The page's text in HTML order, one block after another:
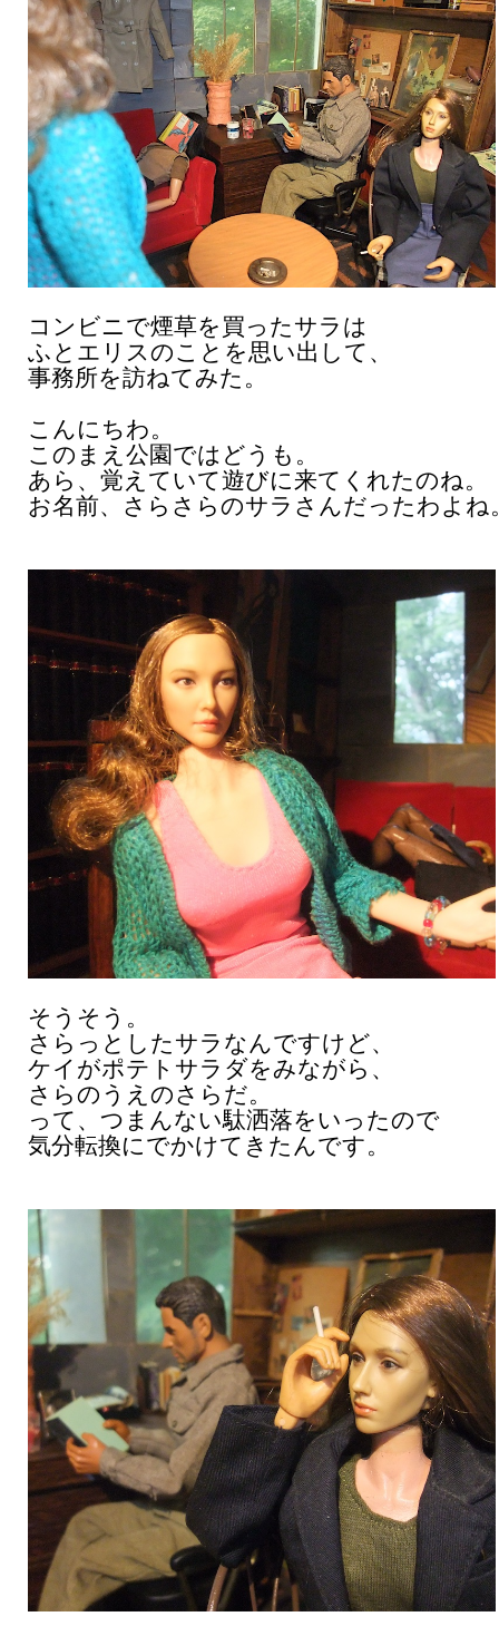
コンビニで煙草を買ったサラは
ふとエリスのことを思い出して、
事務所を訪ねてみた。
こんにちわ。
このまえ公園ではどうも。
あら、覚えていて遊びに来てくれたのね。
お名前、さらさらのサラさんだったわよね
そうそう。
さらっとしたサラなんですけど、
ケイがポテトサラダをみながら、
さらのうえのさらだ。
って、つまんない駄洒落をいったので
気分転換にでかけてきたんです。